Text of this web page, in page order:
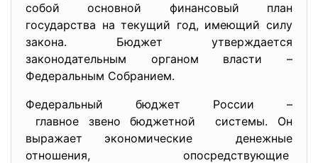
собой основной финансовый план
государства на текущий год, имеющий силу
закона. Бюджет утверждается
законодательным органом власти –
Федеральным Собранием.
Федеральный бюджет России –
главное звено бюджетной системы. Он
выражает экономические денежные
отношения, опосредствующие